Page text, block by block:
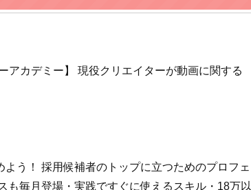
アカデミー】 現役クリエイターが動画に関する
う！ 採用候補者のトップに立つためのプロフェ
も毎月登場・実践ですぐに使えるスキル・18万以